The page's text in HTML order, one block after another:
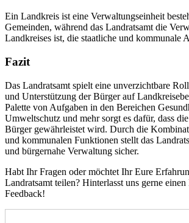
Ein Landkreis ist eine Verwaltungseinheit
Gemeinden, während das Landratsamt die
Landkreises ist, die staatliche und kommunale
Fazit
Das Landratsamt spielt eine unverzichtbare
und Unterstützung der Bürger auf
Palette von Aufgaben in den Bereichen
Umweltschutz und mehr sorgt es dafür, dass
Bürger gewährleistet wird. Durch die
und kommunalen Funktionen stellt das
und bürgernahe Verwaltung sicher.
Habt Ihr Fragen oder möchtet Ihr Eure
Landratsamt teilen? Hinterlasst uns gerne
Feedback!